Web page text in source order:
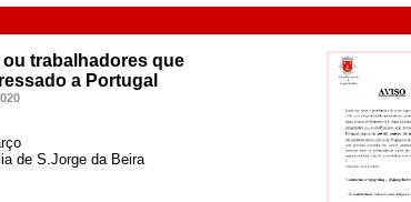
ou trabalhadores que
a Portugal
de S.Jorge da Beira